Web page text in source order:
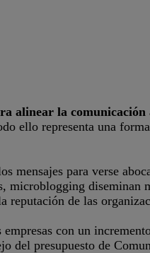
alinear la comunicación
ello representa una
mensajes para verse
microblogging diseminan
de las
con un
del presupuesto de